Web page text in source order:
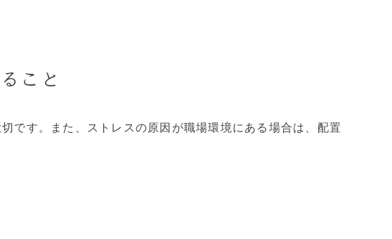
こと
です。また、ストレスの原因が職場環境にある場合は、配置